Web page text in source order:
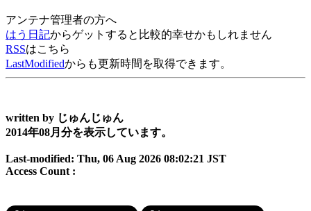
アンテナ管理者の方へ
はう日記からゲットすると比較的幸せかもしれません
RSSはこちら
LastModifiedからも更新時間を取得できます。
written by じゅんじゅん
2014年08月分を表示しています。
Last-modified: Thu, 06 Aug 2026 08:02:21 JST
Access Count :